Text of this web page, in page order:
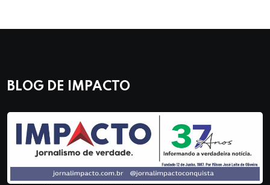
BLOG DE IMPACTO